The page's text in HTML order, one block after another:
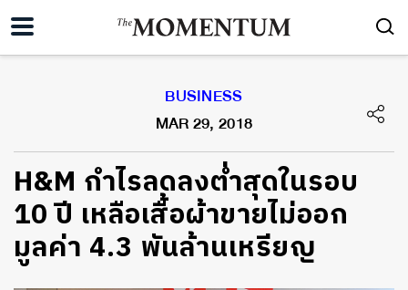
BUSINESS
MAR 29, 2018
H&M กำไรลดลงต่ำสุดในรอบ
10 ปี เหลือเสื้อผ้าขายไม่ออก
มูลค่า 4.3 พันล้านเหรียญ